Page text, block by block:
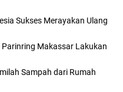
Sukses Merayakan Ulang
Parinring Makassar Lakukan
Sampah dari Rumah